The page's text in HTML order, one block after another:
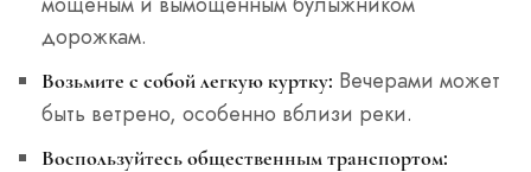
дорожкам.
Возьмите с собой легкую куртку: Вечерами может
быть ветрено, особенно вблизи реки.
Воспользуйтесь общественным транспортом: